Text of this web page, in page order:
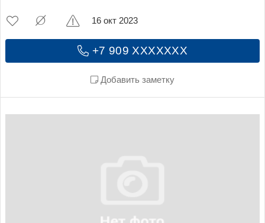
+7 909 XXXXXXX
Добавить заметку
16 окт 2023